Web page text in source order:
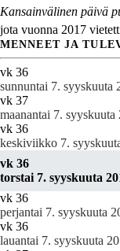
Kansainvälinen päivä
jota vuonna 2017
MENNEET JA
vk 36
sunnuntai 7. syyskuuta
vk 37
maanantai 7. syyskuuta
vk 36
keskiviikko 7.
vk 36
torstai 7. syyskuuta
vk 36
perjantai 7. syyskuuta
vk 36
lauantai 7. syyskuuta